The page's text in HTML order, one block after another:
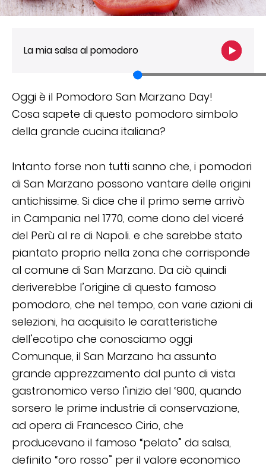
La mia salsa al pomodoro
Oggi è il Pomodoro San Marzano Day!
Cosa sapete di questo pomodoro simbolo
della grande cucina italiana?
Intanto forse non tutti sanno che, i pomodori
di San Marzano possono vantare delle origini
antichissime. Si dice che il primo seme arrivò
in Campania nel 1770, come dono del viceré
del Perù al re di Napoli. e che sarebbe stato
piantato proprio nella zona che corrisponde
al comune di San Marzano. Da ciò quindi
deriverebbe l’origine di questo famoso
pomodoro, che nel tempo, con varie azioni di
selezioni, ha acquisito le caratteristiche
dell’ecotipo che conosciamo oggi
Comunque, il San Marzano ha assunto
grande apprezzamento dal punto di vista
gastronomico verso l’inizio del ‘900, quando
sorsero le prime industrie di conservazione,
ad opera di Francesco Cirio, che
producevano il famoso “pelato” da salsa,
definito “oro rosso” per il valore economico